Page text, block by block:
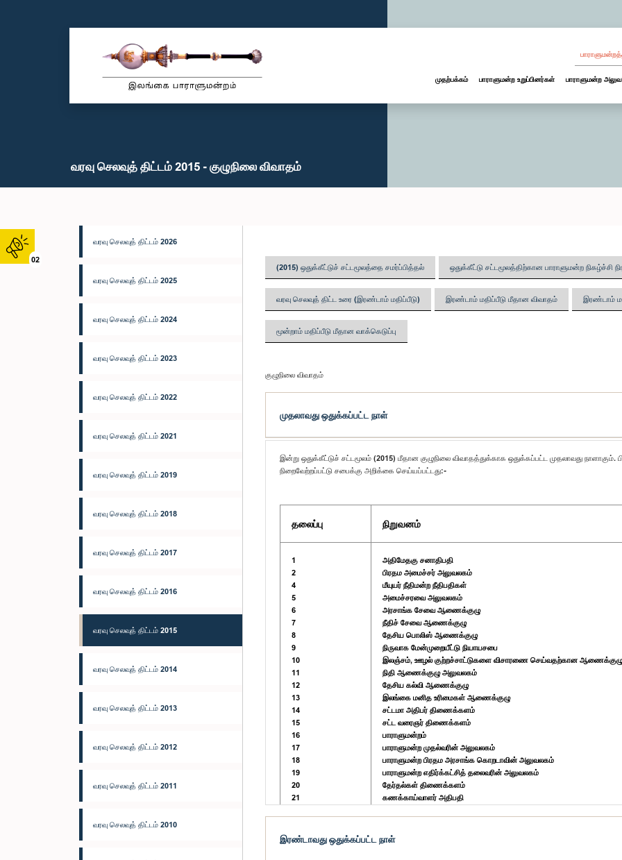
02
முதற்பக்கம் பாராளுமன்ற உறுப்பினர்கள் பாராளுமன்ற
வரவு செலவுத் திட்டம் 2015 - குழுநிலை விவாதம்
வரவு செலவுத் திட்டம் 2026
வரவு செலவுத் திட்டம் 2025
வரவு செலவுத் திட்டம் 2024
வரவு செலவுத் திட்டம் 2023
வரவு செலவுத் திட்டம் 2022
வரவு செலவுத் திட்டம் 2021
வரவு செலவுத் திட்டம் 2019
வரவு செலவுத் திட்டம் 2018
வரவு செலவுத் திட்டம் 2017
வரவு செலவுத் திட்டம் 2016
வரவு செலவுத் திட்டம் 2015
வரவு செலவுத் திட்டம் 2014
வரவு செலவுத் திட்டம் 2013
வரவு செலவுத் திட்டம் 2012
வரவு செலவுத் திட்டம் 2011
வரவு செலவுத் திட்டம் 2010
(2015) ஒதுக்கீட்டுச் சட்டமூலத்தை சமர்ப்பித்தல் ஒதுக்கீட்டு சட்டமூலத்திற்கான பாராளுமன்ற நிகழ்ச்சி
வரவு செலவுத் திட்ட உரை (இரண்டாம் மதிப்பீடு) இரண்டாம் மதிப்பீடு மீதான விவாதம் இரண்டாம்
மூன்றாம் மதிப்பீடு மீதான வாக்கெடுப்பு
குழுநிலை விவாதம்
முதலாவது ஒதுக்கப்பட்ட நாள்
இன்று ஒதுக்கீட்டுச் சட்டமூலம் (2015) மீதான குழுநிலை விவாதத்துக்காக ஒதுக்கப்பட்ட முதலாவது
நிறைவேற்றப்பட்டு சபைக்கு அறிக்கை செய்யப்பட்டது:-
தலைப்பு நிறுவனம்
1
2
4
5
6
7
8
9
10
11
12
13
14
15
16
17
18
19
20
21
அதிமேதகு சனாதிபதி
பிரதம அமைச்சர் அலுவலகம்
மீயுயர் நீதிமன்ற நீதிபதிகள்
அமைச்சரவை அலுவலகம்
அரசாங்க சேவை ஆணைக்குழு
நீதிச் சேவை ஆணைக்குழு
தேசிய பொலிஸ் ஆணைக்குழு
நிருவாக மேன்முறையீட்டு நியாயசபை
இலஞ்சம், ஊழல் குற்றச்சாட்டுகளை விசாரணை செய்வதற்கான ஆணைக்குழு
நிதி ஆணைக்குழு அலுவலகம்
தேசிய கல்வி ஆணைக்குழு
இலங்கை மனித உரிமைகள் ஆணைக்குழு
சட்டமா அதிபர் திணைக்களம்
சட்ட வரைஞர் திணைக்களம்
பாராளுமன்றம்
பாராளுமன்ற முதல்வரின் அலுவலகம்
பாராளுமன்ற பிரதம அரசாங்க கொறடாவின் அலுவலகம்
பாராளுமன்ற எதிர்க்கட்சித் தலைவரின் அலுவலகம்
தேர்தல்கள் திணைக்களம்
கணக்காய்வாளர் அதிபதி
இரண்டாவது ஒதுக்கப்பட்ட நாள்